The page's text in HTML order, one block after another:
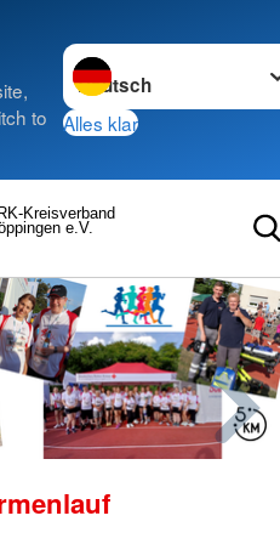
to
Sprache wechseln zu
Alles klar
e.V.
Kreisverband
2025